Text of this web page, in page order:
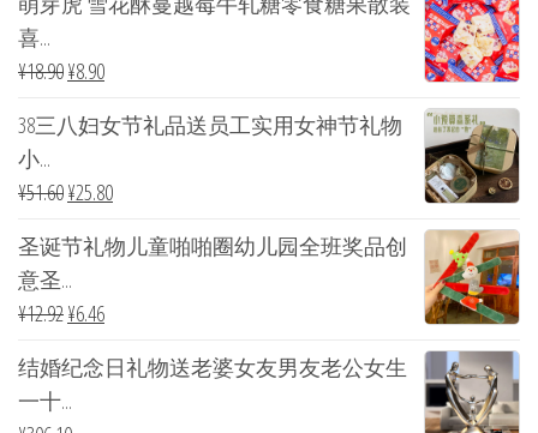
喜...
¥18.90¥8.90
38三八妇女节礼品送员工实用女神节礼物
小...
¥51.60¥25.80
圣诞节礼物儿童啪啪圈幼儿园全班奖品创
意圣...
¥12.92¥6.46
结婚纪念日礼物送老婆女友男友老公女生
一十...